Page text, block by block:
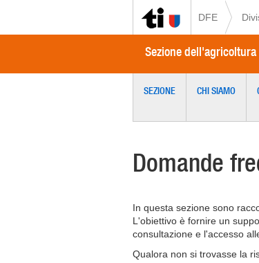
DFE
Sezione dell'agricoltura
SEZIONE CHI SIAMO
Domande
In questa sezione sono
L'obiettivo è fornire un
consultazione e l'accesso
Qualora non si trovasse la